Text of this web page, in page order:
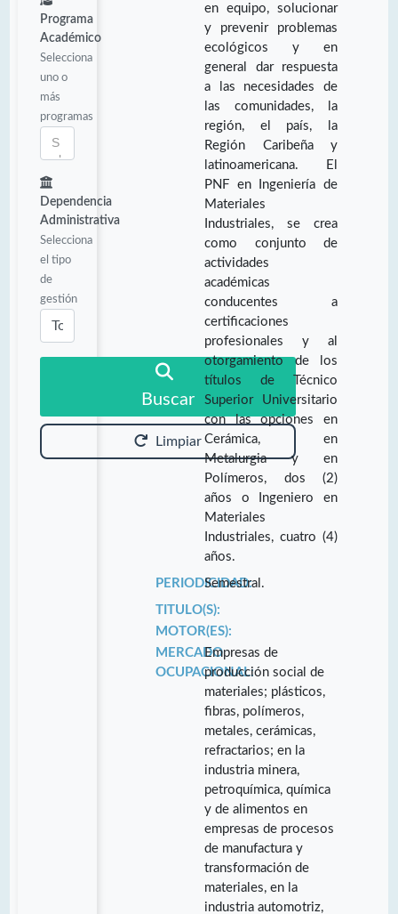
Programa
Académico
Selecciona
uno o
más
programas
Dependencia
Administrativa
Selecciona
el tipo
de
gestión
Buscar
Limpiar
en equipo, solucionar
y prevenir problemas
ecológicos y en
general dar respuesta
a las necesidades de
las comunidades, la
región, el país, la
Región Caribeña y
latinoamericana. El
PNF en Ingeniería de
Materiales
Industriales, se crea
como conjunto de
actividades
académicas
conducentes a
certificaciones
profesionales y al
otorgamiento de los
títulos de Técnico
Superior Universitario
con las opciones en
Cerámica, en
Metalurgia y en
Polímeros, dos (2)
años o Ingeniero en
Materiales
Industriales, cuatro (4)
años.
PERIODICIDAD:
Semestral.
TITULO(S):
MOTOR(ES):
MERCADO
OCUPACIONAL:
Empresas de
producción social de
materiales; plásticos,
fibras, polímeros,
metales, cerámicas,
refractarios; en la
industria minera,
petroquímica, química
y de alimentos en
empresas de procesos
de manufactura y
transformación de
materiales, en la
industria automotriz,